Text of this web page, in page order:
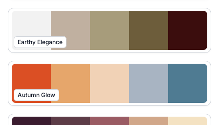
Earthy Elegance
Autumn Glow